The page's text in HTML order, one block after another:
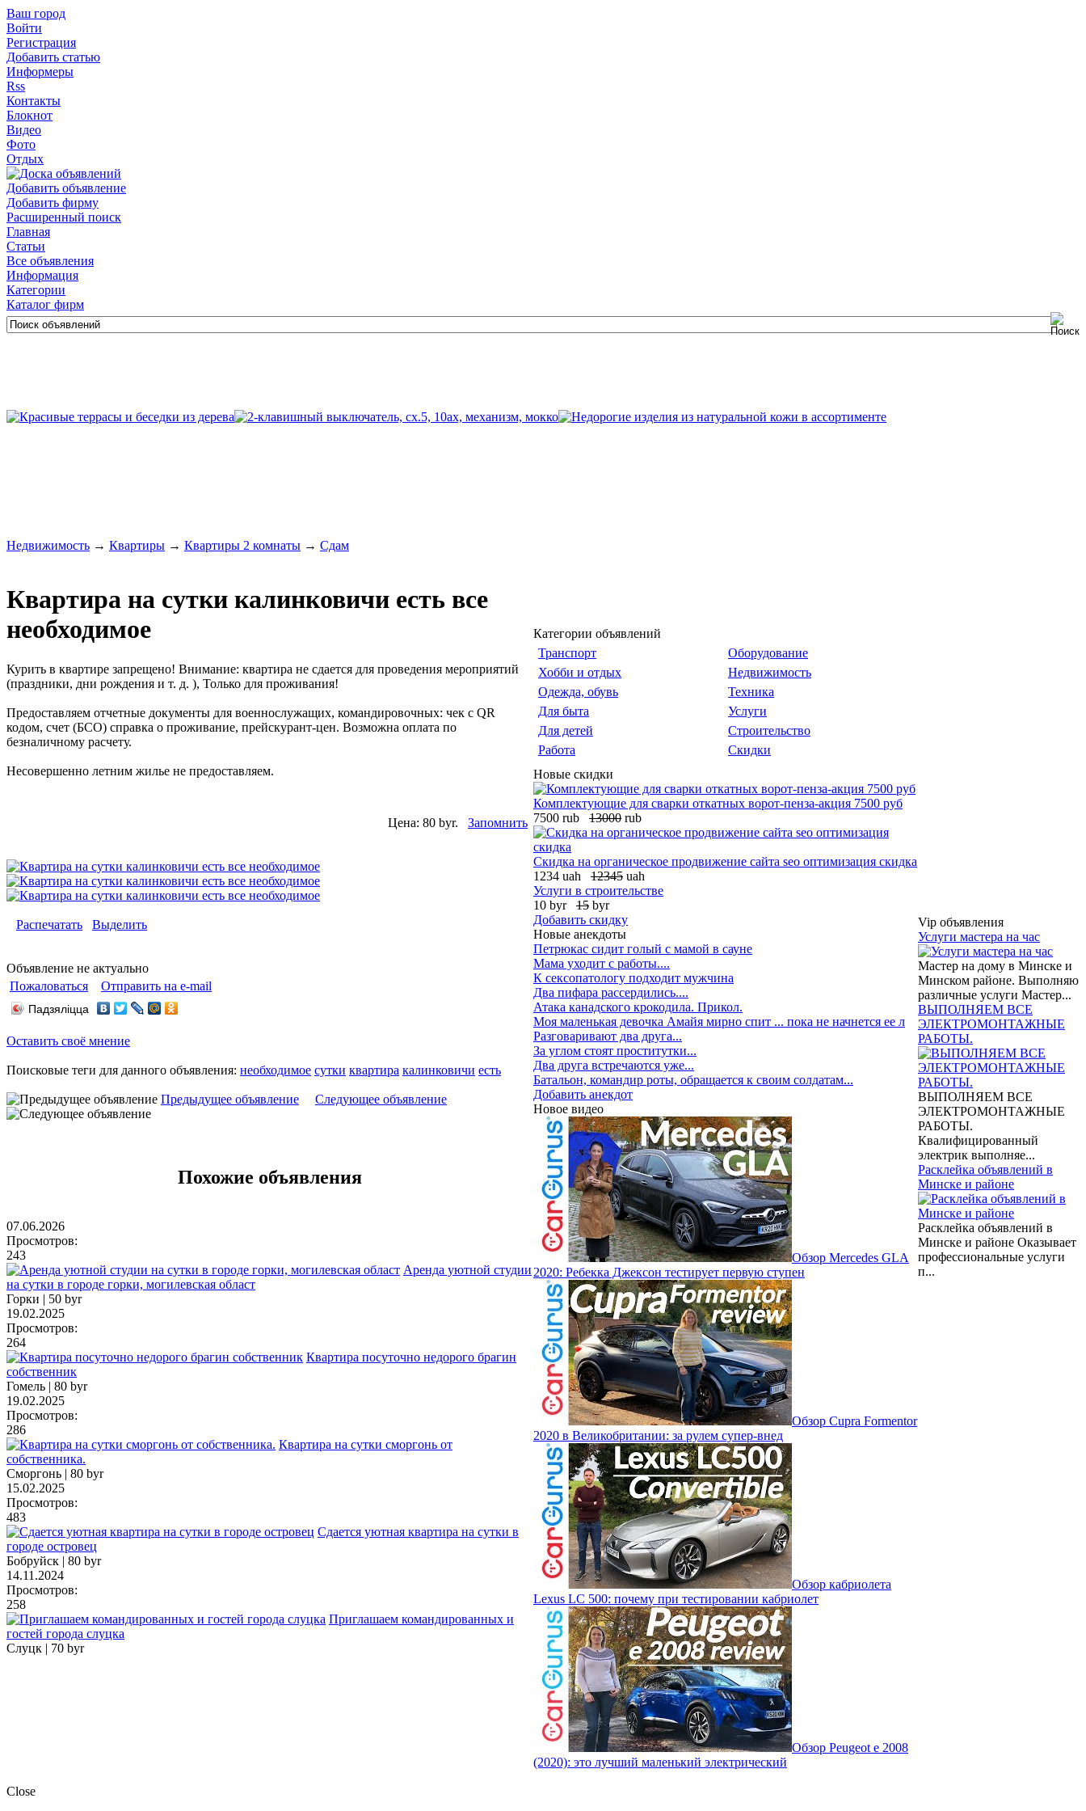
Ваш город
Войти
Регистрация
Добавить статью
Информеры
Rss
Контакты
Блокнот
Видео
Фото
Отдых
Добавить объявление
Добавить фирму
Расширенный поиск
Главная
Статьи
Все объявления
Информация
Категории
Каталог фирм
Недвижимость → Квартиры → Квартиры 2 комнаты → Сдам
Квартира на сутки калинковичи есть все
необходимое
Курить в квартире запрещено! Внимание: квартира не сдается для проведения мероприятий
(праздники, дни рождения и т. д. ), Только для проживания!
Предоставляем отчетные документы для военнослужащих, командировочных: чек с QR
кодом, счет (БСО) справка о проживание, прейскурант-цен. Возможна оплата по
безналичному расчету.
Несовершенно летним жилье не предоставляем.
Цена: 80 byr. Запомнить
Распечатать Выделить
Объявление не актуально
Пожаловаться
Отправить на e-mail
Падзяліцца
Оставить своё мнение
Поисковые теги для данного объявления: необходимое сутки квартира калинковичи есть
Предыдущее объявление Следующее объявление
Похожие объявления
07.06.2026
Просмотров:
243
Аренда уютной студии
на сутки в городе горки, могилевская област
Горки | 50 byr
19.02.2025
Просмотров:
264
Квартира посуточно недорого брагин
собственник
Гомель | 80 byr
19.02.2025
Просмотров:
286
Квартира на сутки сморгонь от
собственника.
Сморгонь | 80 byr
15.02.2025
Просмотров:
483
Сдается уютная квартира на сутки в
городе островец
Бобруйск | 80 byr
14.11.2024
Просмотров:
258
Приглашаем командированных и
гостей города слуцка
Слуцк | 70 byr
Категории объявлений
Транспорт
Оборудование
Хобби и отдых
Недвижимость
Одежда, обувь
Техника
Для быта
Услуги
Для детей
Строительство
Работа
Скидки
Новые скидки
Комплектующие для сварки откатных ворот-пенза-акция 7500 руб
7500 rub
13000 rub
Скидка на органическое продвижение сайта seo оптимизация скидка
1234 uah
12345 uah
Услуги в строительстве
10 byr
15 byr
Добавить скидку
Новые анекдоты
Петрюкас сидит голый с мамой в сауне
Мама уходит с работы....
К сексопатологу подходит мужчина
Два пифара рассердились....
Атака канадского крокодила. Прикол.
Моя маленькая девочка Амайя мирно спит ... пока не начнется ее л
Разговаривают два друга...
За углом стоят проститутки...
Два друга встречаются уже...
Батальон, командир роты, обращается к своим солдатам...
Добавить анекдот
Новое видео
Обзор Mercedes GLA
2020: Ребекка Джексон тестирует первую ступен
Обзор Cupra Formentor
2020 в Великобритании: за рулем супер-внед
Обзор кабриолета
Lexus LC 500: почему при тестировании кабриолет
Обзор Peugeot e 2008
(2020): это лучший маленький электрический
Vip объявления
Услуги мастера на час
Мастер на дому в Минске и
Минском районе. Выполняю
различные услуги Мастер...
ВЫПОЛНЯЕМ ВСЕ
ЭЛЕКТРОМОНТАЖНЫЕ
РАБОТЫ.
ВЫПОЛНЯЕМ ВСЕ
ЭЛЕКТРОМОНТАЖНЫЕ
РАБОТЫ.
Квалифицированный
электрик выполняе...
Расклейка объявлений в
Минске и районе
Расклейка объявлений в
Минске и районе Оказывает
профессиональные услуги
п...
Close